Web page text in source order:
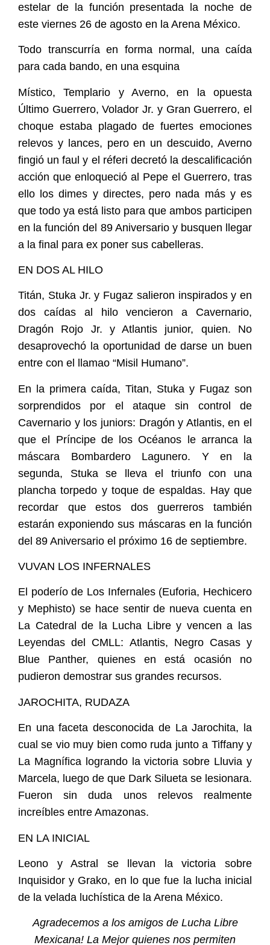
estelar de la función presentada la noche de
este viernes 26 de agosto en la Arena México.
Todo transcurría en forma normal, una caída
para cada bando, en una esquina
Místico, Templario y Averno, en la opuesta
Último Guerrero, Volador Jr. y Gran Guerrero, el
choque estaba plagado de fuertes emociones
relevos y lances, pero en un descuido, Averno
fingió un faul y el réferi decretó la descalificación
acción que enloqueció al Pepe el Guerrero, tras
ello los dimes y directes, pero nada más y es
que todo ya está listo para que ambos participen
en la función del 89 Aniversario y busquen llegar
a la final para ex poner sus cabelleras.
EN DOS AL HILO
Titán, Stuka Jr. y Fugaz salieron inspirados y en
dos caídas al hilo vencieron a Cavernario,
Dragón Rojo Jr. y Atlantis junior, quien. No
desaprovechó la oportunidad de darse un buen
entre con el llamao “Misil Humano”.
En la primera caída, Titan, Stuka y Fugaz son
sorprendidos por el ataque sin control de
Cavernario y los juniors: Dragón y Atlantis, en el
que el Príncipe de los Océanos le arranca la
máscara Bombardero Lagunero. Y en la
segunda, Stuka se lleva el triunfo con una
plancha torpedo y toque de espaldas. Hay que
recordar que estos dos guerreros también
estarán exponiendo sus máscaras en la función
del 89 Aniversario el próximo 16 de septiembre.
VUVAN LOS INFERNALES
El poderío de Los Infernales (Euforia, Hechicero
y Mephisto) se hace sentir de nueva cuenta en
La Catedral de la Lucha Libre y vencen a las
Leyendas del CMLL: Atlantis, Negro Casas y
Blue Panther, quienes en está ocasión no
pudieron demostrar sus grandes recursos.
JAROCHITA, RUDAZA
En una faceta desconocida de La Jarochita, la
cual se vio muy bien como ruda junto a Tiffany y
La Magnífica logrando la victoria sobre Lluvia y
Marcela, luego de que Dark Silueta se lesionara.
Fueron sin duda unos relevos realmente
increíbles entre Amazonas.
EN LA INICIAL
Leono y Astral se llevan la victoria sobre
Inquisidor y Grako, en lo que fue la lucha inicial
de la velada luchística de la Arena México.
Agradecemos a los amigos de Lucha Libre
Mexicana! La Mejor quienes nos permiten